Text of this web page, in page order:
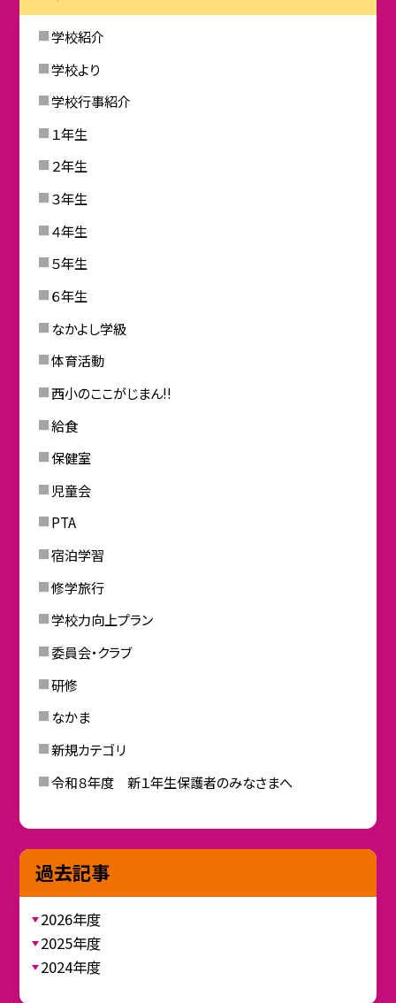
学校紹介
学校より
学校行事紹介
１年生
２年生
３年生
４年生
５年生
６年生
なかよし学級
体育活動
西小のここがじまん!!
給食
保健室
児童会
PTA
宿泊学習
修学旅行
学校力向上プラン
委員会・クラブ
研修
なかま
新規カテゴリ
令和８年度 新１年生保護者のみなさまへ
過去記事
2026年度
2025年度
2024年度